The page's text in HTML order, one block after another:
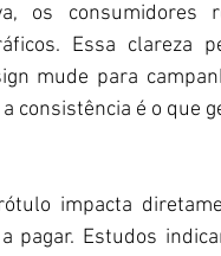
os consumidores
Essa clareza
mude para
consistência é o que
impacta
pagar. Estudos